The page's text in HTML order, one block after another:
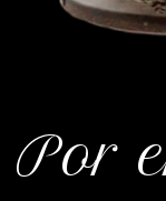
Por